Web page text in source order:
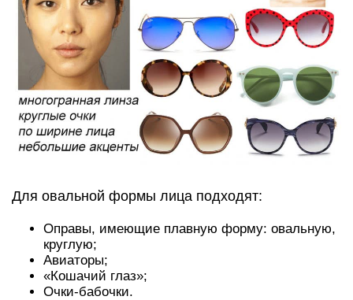
Для овальной формы лица подходят:
Оправы, имеющие плавную форму: овальную,
круглую;
Авиаторы;
«Кошачий глаз»;
Очки-бабочки.